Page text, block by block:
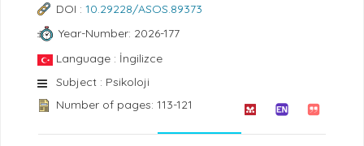
DOI : 10.29228/ASOS.89373
Year-Number: 2026-177
Language : İngilizce
Subject : Psikoloji
Number of pages: 113-121